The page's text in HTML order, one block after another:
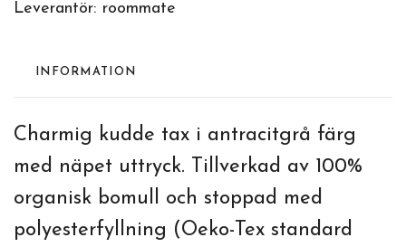
Leverantör: roommate
INFORMATION
Charmig kudde tax i antracitgrå färg
med näpet uttryck. Tillverkad av 100%
organisk bomull och stoppad med
polyesterfyllning (Oeko-Tex standard